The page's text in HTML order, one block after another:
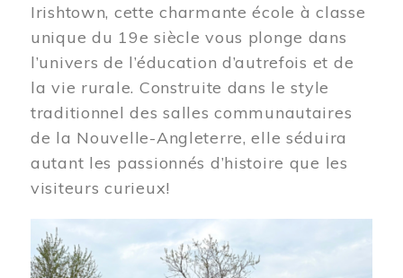
Irishtown, cette charmante école à classe
unique du 19e siècle vous plonge dans
l’univers de l’éducation d’autrefois et de
la vie rurale. Construite dans le style
traditionnel des salles communautaires
de la Nouvelle-Angleterre, elle séduira
autant les passionnés d’histoire que les
visiteurs curieux!
Image